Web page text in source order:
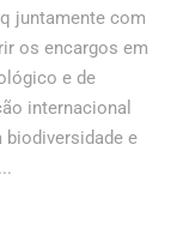
juntamente com
os encargos em
e de
internacional
biodiversidade e